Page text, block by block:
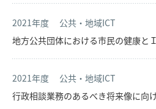
2021年度
公共・地域ICT
地方公共団体における市民の健康と
2021年度
公共・地域ICT
行政相談業務のあるべき将来像に向